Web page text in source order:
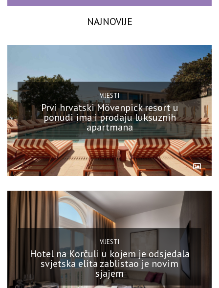
NAJNOVIJE
VIJESTI
Prvi hrvatski Mövenpick resort u
ponudi ima i prodaju luksuznih
apartmana
VIJESTI
Hotel na Korčuli u kojem je odsjedala
svjetska elita zablistao je novim
sjajem